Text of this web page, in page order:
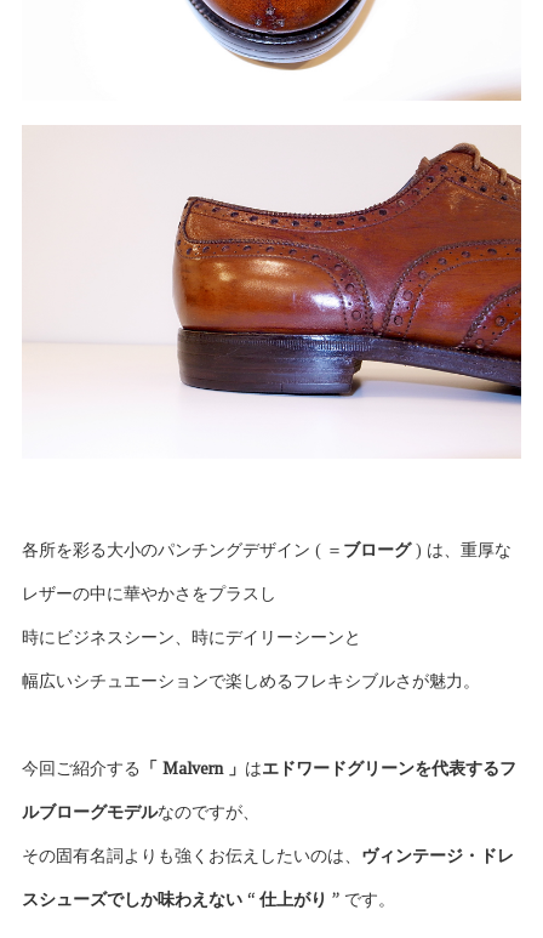
各所を彩る大小のパンチングデザイン ( ＝ ブローグ) は、重厚な
レザーの中に華やかさをプラスし
時にビジネスシーン、時にデイリーシーンと
幅広いシチュエーションで楽しめるフレキシブルさが魅力。
今回ご紹介する 「 Malvern 」 はエドワードグリーンを代表するフ
ルブローグモデルなのですが、
その固有名詞よりも強くお伝えしたいのは、 ヴィンテージ・ドレ
スシューズでしか味わえない “ 仕上がり ” です。